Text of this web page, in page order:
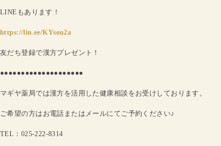
LINEもあります！
https://lin.ee/KYsou2a
友だち登録で漢方プレゼント！
●●●●●●●●●●●●●●●●●●●●
マギヤ薬局では漢方を活用した健康相談をお受けしております。
ご希望の方はお電話またはメールにてご予約ください♪
TEL：025-222-8314